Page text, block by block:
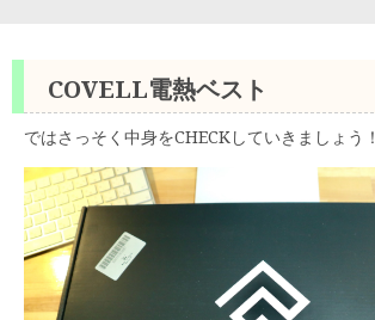
COVELL電熱ベスト
ではさっそく中身をCHECKしていきましょう！